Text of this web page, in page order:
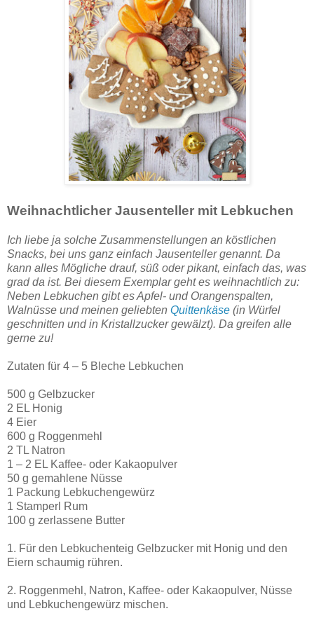
Weihnachtlicher Jausenteller mit Lebkuchen
Ich liebe ja solche Zusammenstellungen an köstlichen
Snacks, bei uns ganz einfach Jausenteller genannt. Da
kann alles Mögliche drauf, süß oder pikant, einfach das, was
grad da ist. Bei diesem Exemplar geht es weihnachtlich zu:
Neben Lebkuchen gibt es Apfel- und Orangenspalten,
Walnüsse und meinen geliebten Quittenkäse (in Würfel
geschnitten und in Kristallzucker gewälzt). Da greifen alle
gerne zu!
Zutaten für 4 – 5 Bleche Lebkuchen
500 g Gelbzucker
2 EL Honig
4 Eier
600 g Roggenmehl
2 TL Natron
1 – 2 EL Kaffee- oder Kakaopulver
50 g gemahlene Nüsse
1 Packung Lebkuchengewürz
1 Stamperl Rum
100 g zerlassene Butter
1. Für den Lebkuchenteig Gelbzucker mit Honig und den
Eiern schaumig rühren.
2. Roggenmehl, Natron, Kaffee- oder Kakaopulver, Nüsse
und Lebkuchengewürz mischen.